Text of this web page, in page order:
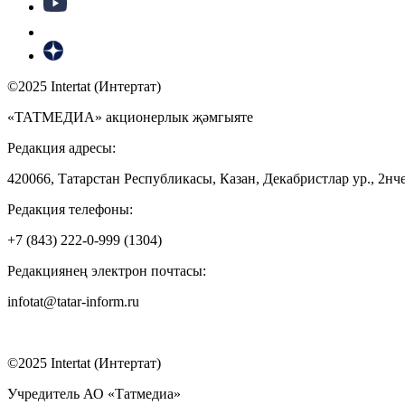
©2025 Intertat (Интертат)
«ТАТМЕДИА» акционерлык җәмгыяте
Редакция адресы:
420066, Татарстан Республикасы, Казан, Декабристлар ур.,
Редакция телефоны:
+7 (843) 222-0-999 (1304)
Редакциянең электрон почтасы:
infotat@tatar-inform.ru
©2025 Intertat (Интертат)
Учредитель АО «Татмедиа»